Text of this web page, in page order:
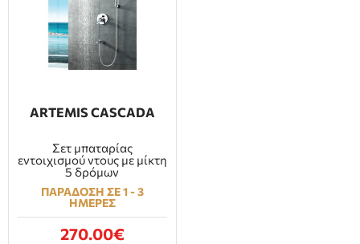
ARTEMIS CASCADA
Σετ μπαταρίας
εντοιχισμού ντους με μίκτη
5 δρόμων
ΠΑΡΑΔΟΣΗ ΣΕ 1 - 3
ΗΜΕΡΕΣ
270.00€